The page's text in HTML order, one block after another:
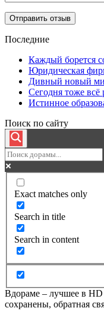
Последние
Каждый борется
Юридическая
Дивный новый
Сегодня тоже всё
Истинное
Поиск по сайту
Exact matches only
Search in title
Search in content
Вдораме – лучшее в
сохранены, обратная